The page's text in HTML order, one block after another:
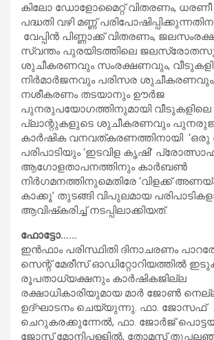
കിലോ ഡോളോമൈറ്റ് വിതരണം, ധരണീ
പദ്ധതി വഴി മണ്ണ്
വേപ്പിന്‍ പിണ്ണാക്ക് വിതരണം,
സ്വന്തം പുരയിടത്തിലെ
ശുചീകരണവും സംരക്ഷണവും,
നിര്‍മാര്‍ജനവും പരിസര
നശീകരണം തടയാനും ഊര്‍ജ
പുനരുപയോഗത്തിനുമായി
പ്ലാന്റുകളുടെ ശുചീകരണവും
കാര്‍ഷിക വനവത്കരണത്തിനായി ‘ഒരു
പരിപാടിയും ‘ഇടവിള കൃഷി’
ആഗോളതാപനത്തിനും കാര്‍ബണ്‍
നിര്‍ഗമനത്തിനുമെതിരേ ‘വിളക്ക്
കാക്കൂ’ തുടങ്ങി വിപുലമായ
ആവിഷ്‌കരിച്ച് നടപ്പിലാക്കിയത്.
ഫോട്ടോ……
ഇന്‍ഫാം പരിസ്ഥിതി ദിനാചരണം
സെന്റ് മേരീസ് ഓഡിറ്റോറിയത്തില്‍
രൂപതാധ്യക്ഷനും കാര്‍ഷികജില്ല
രക്ഷാധികാരിയുമായ മാര്‍ ജോണ്‍
ഉദ്ഘാടനം ചെയ്യുന്നു. ഫാ. ജോസഫ്
ചെറുകരക്കുന്നേല്‍, ഫാ. ജോര്‍ജ്
ജോസ് മോനിപ്പള്ളില്‍, തോമസ്